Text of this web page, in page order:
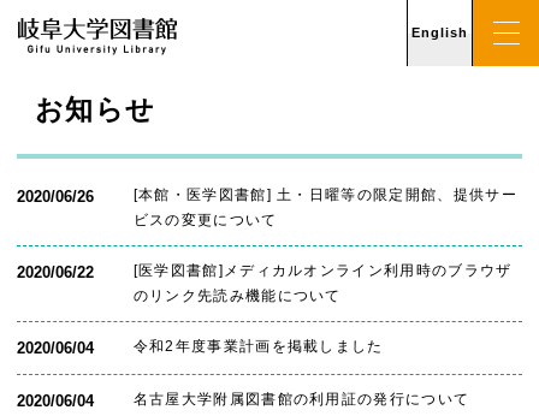
English
お知らせ
2020/06/26
[本館・医学図書館] 土・日曜等の限定開館、提供サー
ビスの変更について
2020/06/22
[医学図書館]メディカルオンライン利用時のブラウザ
のリンク先読み機能について
2020/06/04 令和2年度事業計画を掲載しました
2020/06/04 名古屋大学附属図書館の利用証の発行について